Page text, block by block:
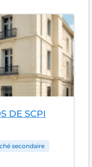
DE SCPI
secondaire